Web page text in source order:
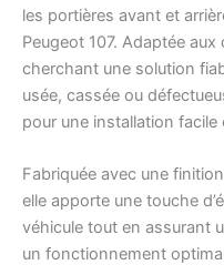
les portières avant et
Peugeot 107. Adaptée
cherchant une solution
usée, cassée ou
pour une installation facile
Fabriquée avec une
elle apporte une touche
véhicule tout en assurant
un fonctionnement